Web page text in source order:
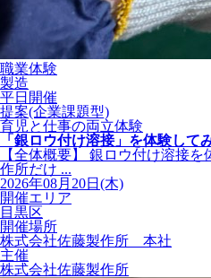
職業体験
製造
平日開催
提案(企業課題型)
育児と仕事の両立体験
「銀ロウ付け溶接」を体験して
【全体概要】 銀ロウ付け溶接
作所だけ ...
2026年08月20日(木)
開催エリア
目黒区
開催場所
株式会社佐藤製作所 本社
主催
株式会社佐藤製作所